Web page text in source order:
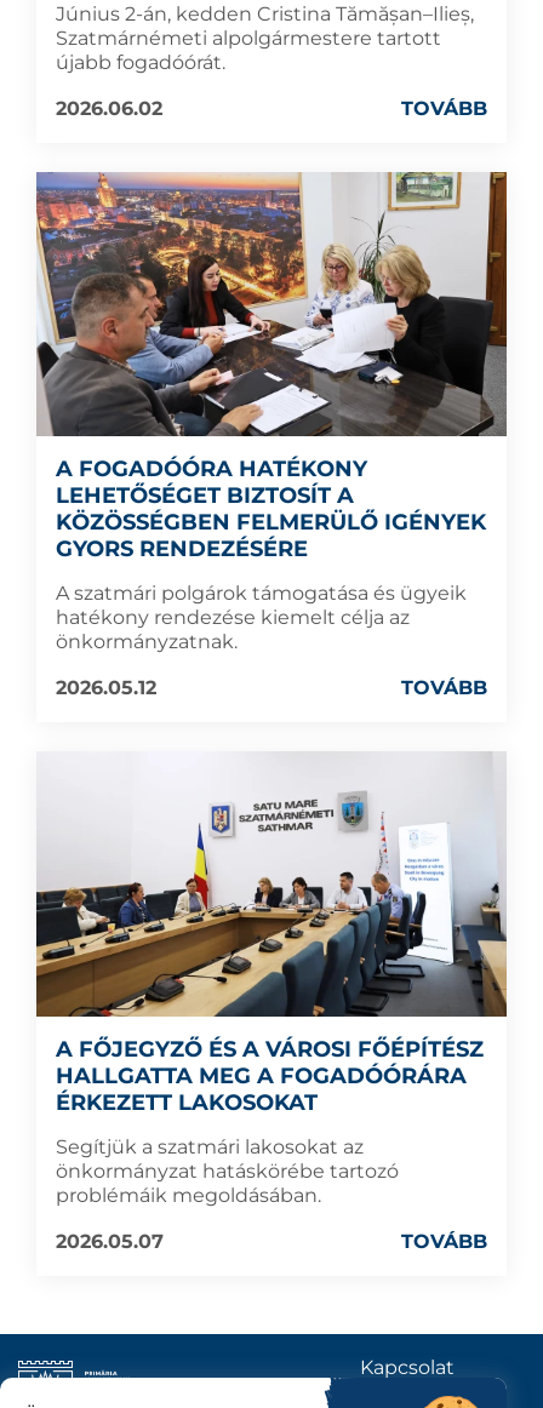
Június 2-án, kedden Cristina Tămășan–Ilieș,
Szatmárnémeti alpolgármestere tartott
újabb fogadóórát.
2026.06.02
TOVÁBB
A FOGADÓÓRA HATÉKONY
LEHETŐSÉGET BIZTOSÍT A
KÖZÖSSÉGBEN FELMERÜLŐ IGÉNYEK
GYORS RENDEZÉSÉRE
A szatmári polgárok támogatása és ügyeik
hatékony rendezése kiemelt célja az
önkormányzatnak.
2026.05.12
TOVÁBB
A FŐJEGYZŐ ÉS A VÁROSI FŐÉPÍTÉSZ
HALLGATTA MEG A FOGADÓÓRÁRA
ÉRKEZETT LAKOSOKAT
Segítjük a szatmári lakosokat az
önkormányzat hatáskörébe tartozó
problémáik megoldásában.
2026.05.07
TOVÁBB
Kapcsolat